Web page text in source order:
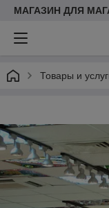
МАГАЗИН ДЛЯ
Товары и